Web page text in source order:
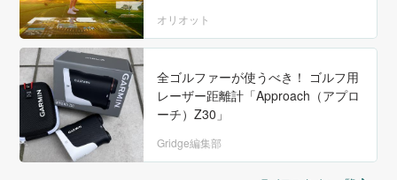
オリオット
全ゴルファーが使うべき！ ゴルフ用
レーザー距離計「Approach（アプロ
ーチ）Z30」
Gridge編集部